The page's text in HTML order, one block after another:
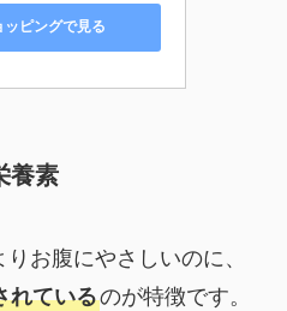
ピングで見る
養素
お腹にやさしいのに、
れているのが特徴です。